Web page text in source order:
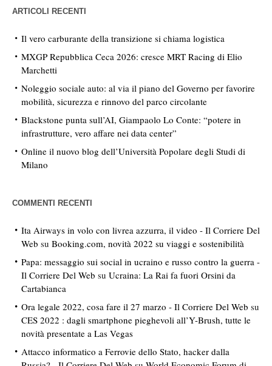
ARTICOLI RECENTI
Il vero carburante della transizione si chiama logistica
MXGP Repubblica Ceca 2026: cresce MRT Racing di Elio
Marchetti
Noleggio sociale auto: al via il piano del Governo per favorire
mobilità, sicurezza e rinnovo del parco circolante
Blackstone punta sull’AI, Giampaolo Lo Conte: “potere in
infrastrutture, vero affare nei data center”
Online il nuovo blog dell’Università Popolare degli Studi di
Milano
COMMENTI RECENTI
Ita Airways in volo con livrea azzurra, il video - Il Corriere Del
Web su Booking.com, novità 2022 su viaggi e sostenibilità
Papa: messaggio sui social in ucraino e russo contro la guerra -
Il Corriere Del Web su Ucraina: La Rai fa fuori Orsini da
Cartabianca
Ora legale 2022, cosa fare il 27 marzo - Il Corriere Del Web su
CES 2022 : dagli smartphone pieghevoli all’Y-Brush, tutte le
novità presentate a Las Vegas
Attacco informatico a Ferrovie dello Stato, hacker dalla